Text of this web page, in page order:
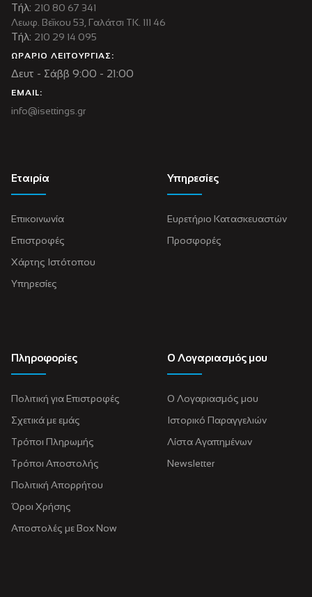
Τήλ: 210 80 67 341
Λεωφ. Βεΐκου 53, Γαλάτσι ΤΚ. 111 46
Τήλ: 210 29 14 095
ΩΡΑΡΙΟ ΛΕΙΤΟΥΡΓΙΑΣ:
Δευτ - Σάββ 9:00 - 21:00
EMAIL:
info@isettings.gr
Εταιρία
Επικοινωνία
Επιστροφές
Χάρτης Ιστότοπου
Υπηρεσίες
Υπηρεσίες
Ευρετήριο Κατασκευαστών
Προσφορές
Πληροφορίες
Πολιτική για Eπιστροφές
Σχετικά με εμάς
Τρόποι Πληρωμής
Τρόποι Αποστολής
Πολιτική Απορρήτου
Όροι Χρήσης
Αποστολές με Box Now
Ο Λογαριασμός μου
Ο Λογαριασμός μου
Ιστορικό Παραγγελιών
Λίστα Αγαπημένων
Newsletter